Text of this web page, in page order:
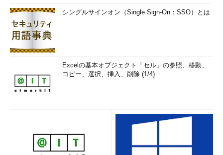
シングルサインオン（Single Sign-On：SSO）とは
Excelの基本オブジェクト「セル」の参照、移動、
コピー、選択、挿入、削除 (1/4)